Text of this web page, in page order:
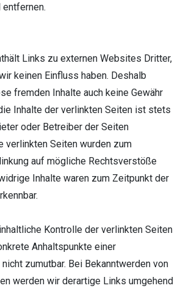
entfernen.
Links zu externen Websites Dritter,
keinen Einfluss haben. Deshalb
fremden Inhalte auch keine Gewähr
Inhalte der verlinkten Seiten ist stets
oder Betreiber der Seiten
verlinkten Seiten wurden zum
auf mögliche Rechtsverstöße
Inhalte waren zum Zeitpunkt der
Kontrolle der verlinkten Seiten
Anhaltspunkte einer
zumutbar. Bei Bekanntwerden von
werden wir derartige Links umgehend